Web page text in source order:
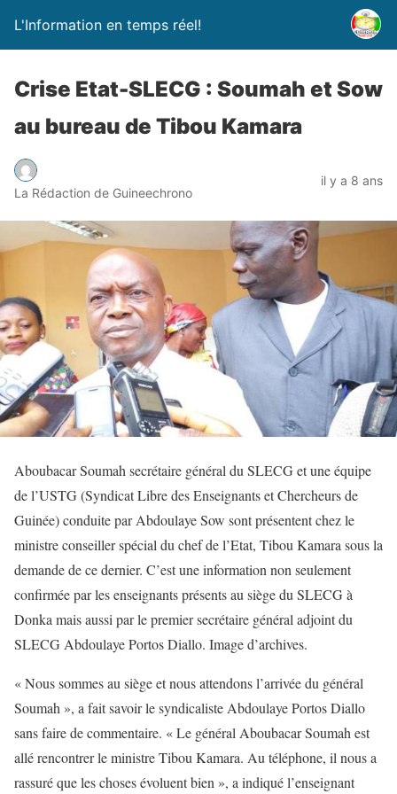
L'Information en temps réel!
Crise Etat-SLECG : Soumah et Sow
au bureau de Tibou Kamara
La Rédaction de Guineechrono
il y a 8 ans
Aboubacar Soumah secrétaire général du SLECG et une équipe
de l’USTG (Syndicat Libre des Enseignants et Chercheurs de
Guinée) conduite par Abdoulaye Sow sont présentent chez le
ministre conseiller spécial du chef de l’Etat, Tibou Kamara sous la
demande de ce dernier. C’est une information non seulement
confirmée par les enseignants présents au siège du SLECG à
Donka mais aussi par le premier secrétaire général adjoint du
SLECG Abdoulaye Portos Diallo. Image d’archives.
« Nous sommes au siège et nous attendons l’arrivée du général
Soumah », a fait savoir le syndicaliste Abdoulaye Portos Diallo
sans faire de commentaire. « Le général Aboubacar Soumah est
allé rencontrer le ministre Tibou Kamara. Au téléphone, il nous a
rassuré que les choses évoluent bien », a indiqué l’enseignant